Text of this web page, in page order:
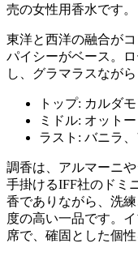
売の女性用香水です。
東洋と西洋の融合が
パイシーがベース。
し、グラマラスなが
トップ: カルダ
ミドル: オット
ラスト: バニラ
調香は、アルマーニ
手掛けるIFF社のドミ
香でありながら、洗
度の高い一品です。
席で、確固とした個